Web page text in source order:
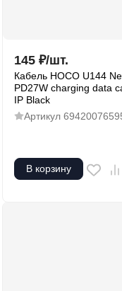
145 ₽/шт.
Кабель HOCO U144
PD27W charging data
IP Black
Артикул
В корзину